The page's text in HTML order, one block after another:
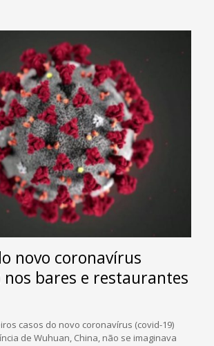
novo coronavírus
nos bares e restaurantes
casos do novo coronavírus (covid-19)
de Wuhuan, China, não se imaginava